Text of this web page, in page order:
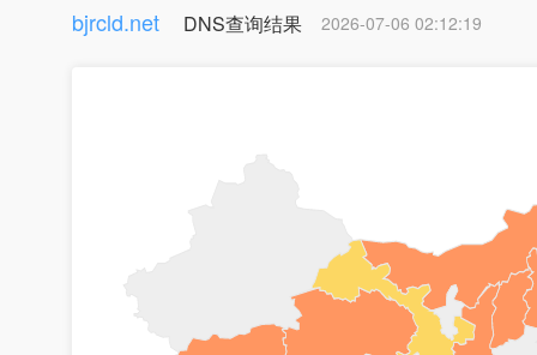
bjrcld.net DNS查询结果 2026-07-06 02:12:19